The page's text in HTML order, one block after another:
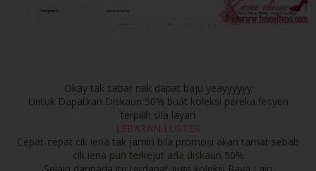
Okay tak sabar nak dapat baju yeayyyyyy
Untuk Dapatkan Diskaun 50% buat koleksi pereka fesyen
terpilih sila layari
LEBARAN LUSTER
Cepat-cepat cik iena tak jamin bila promosi akan tamat sebab
cik iena pun terkejut ada diskaun 50%